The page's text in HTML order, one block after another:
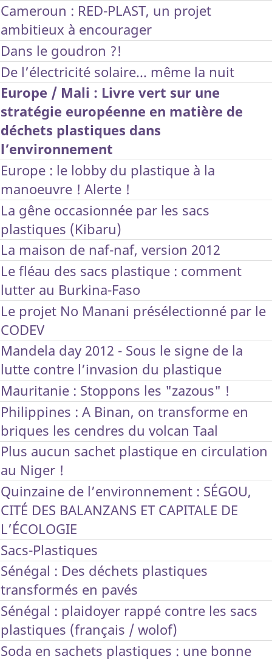
Cameroun : RED-PLAST, un projet
ambitieux à encourager
Dans le goudron ?!
De l’électricité solaire... même la nuit
Europe / Mali : Livre vert sur une
stratégie européenne en matière de
déchets plastiques dans
l’environnement
Europe : le lobby du plastique à la
manoeuvre ! Alerte !
La gêne occasionnée par les sacs
plastiques (Kibaru)
La maison de naf-naf, version 2012
Le fléau des sacs plastique : comment
lutter au Burkina-Faso
Le projet No Manani présélectionné par le
CODEV
Mandela day 2012 - Sous le signe de la
lutte contre l’invasion du plastique
Mauritanie : Stoppons les "zazous" !
Philippines : A Binan, on transforme en
briques les cendres du volcan Taal
Plus aucun sachet plastique en circulation
au Niger !
Quinzaine de l’environnement : SÉGOU,
CITÉ DES BALANZANS ET CAPITALE DE
L’ÉCOLOGIE
Sacs-Plastiques
Sénégal : Des déchets plastiques
transformés en pavés
Sénégal : plaidoyer rappé contre les sacs
plastiques (français / wolof)
Soda en sachets plastiques : une bonne